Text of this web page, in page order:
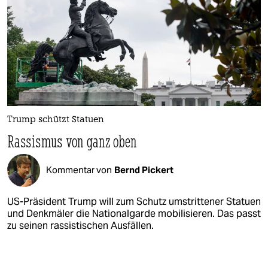
Trump schützt Statuen
Rassismus von ganz oben
Kommentar von Bernd Pickert
US-Präsident Trump will zum Schutz umstrittener Statuen
und Denkmäler die Nationalgarde mobilisieren. Das passt
zu seinen rassistischen Ausfällen.